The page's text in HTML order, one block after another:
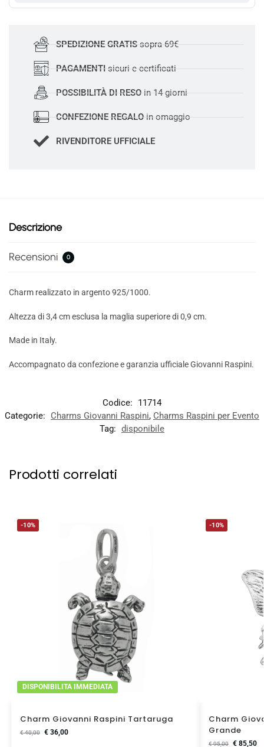
SPEDIZIONE GRATISsopra 69€
PAGAMENTI sicuri e certificati
POSSIBILITÀ DI RESO in 14 giorni
CONFEZIONE REGALOin omaggio
RIVENDITORE UFFICIALE
Descrizione
Recensioni 0
Charm realizzato in argento 925/1000.
Altezza di 3,4 cm esclusa la maglia superiore di 0,9 cm.
Made in Italy.
Accompagnato da confezione e garanzia ufficiale Giovanni Raspini.
Codice:
11714
Categorie:
Charms Giovanni Raspini, Charms Raspini per Evento
Tag: disponibile
Prodotti correlati
-10%
DISPONIBILITA IMMEDIATA
Charm Giovanni Raspini Tartaruga
€40,00 €36,00
-10%
Charm
Grande
€95,00 €85,50